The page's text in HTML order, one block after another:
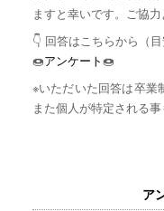
ますと幸いです。ご協
👇 回答はこちらから（目
🍩アンケート🍩
※いただいた回答は卒業
また個人が特定される事
ア